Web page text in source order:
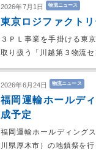
2026年7月1日 物流ニュース
東京ロジファクト
３ＰＬ事業を手掛ける東
取り扱う「川越第３物流
2026年6月24日 物流ニュース
福岡運輸ホールデ
成予定
福岡運輸ホールディング
川県厚木市）の地鎮祭を